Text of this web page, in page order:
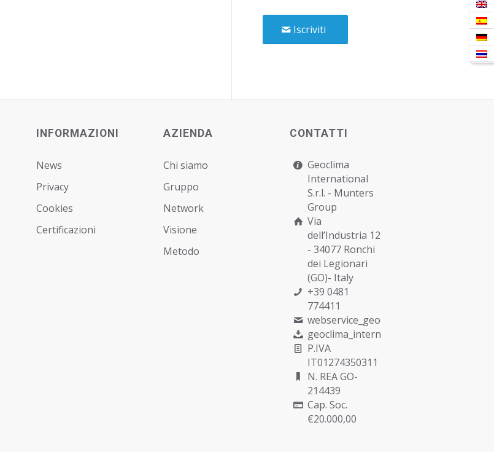
Iscriviti
INFORMAZIONI
News
Privacy
Cookies
Certificazioni
AZIENDA
Chi siamo
Gruppo
Network
Visione
Metodo
CONTATTI
Geoclima
International
S.r.l. - Munters
Group
Via
dell’Industria 12
- 34077 Ronchi
dei Legionari
(GO)- Italy
+39 0481
774411
webservice_geoclima@munters.com
geoclima_international@pec.it
P.IVA
IT01274350311
N. REA GO-
214439
Cap. Soc.
€20.000,00